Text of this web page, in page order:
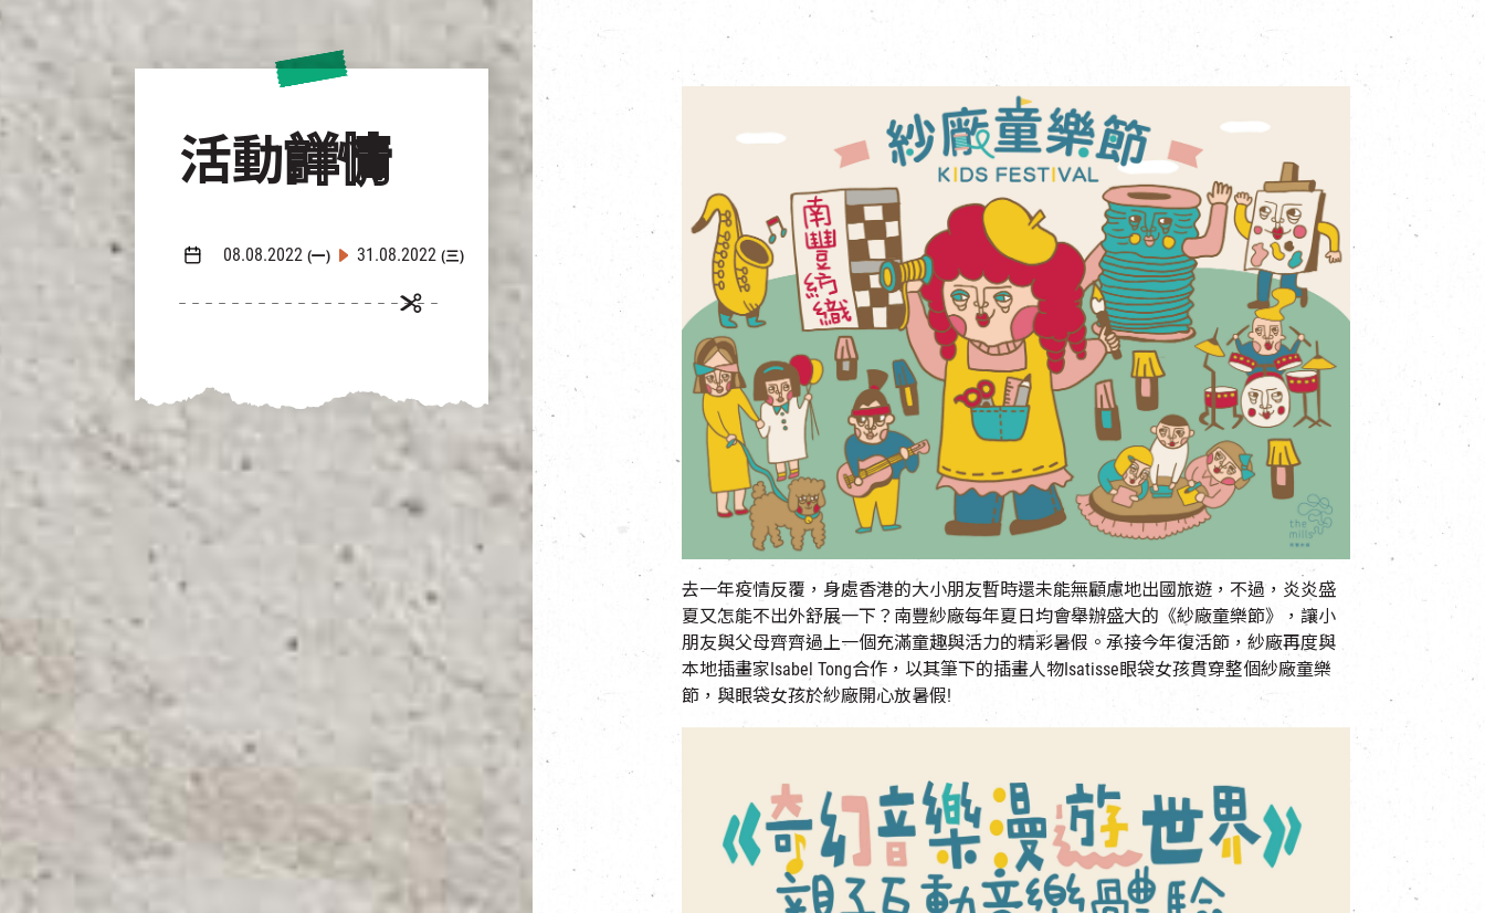
活動詳情
08.08.2022 (一) 31.08.2022 (三)
去一年疫情反覆，身處香港的大小朋友暫時還未能無顧慮地出國旅遊，不過，炎炎盛
夏又怎能不出外舒展一下？南豐紗廠每年夏日均會舉辦盛大的《紗廠童樂節》，讓小
朋友與父母齊齊過上一個充滿童趣與活力的精彩暑假。承接今年復活節，紗廠再度與
本地插畫家Isabel Tong合作，以其筆下的插畫人物Isatisse眼袋女孩貫穿整個紗廠童樂
節，與眼袋女孩於紗廠開心放暑假!